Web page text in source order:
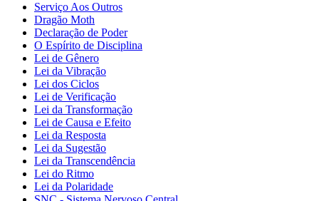
Serviço Aos Outros
Dragão Moth
Declaração de Poder
O Espírito de Disciplina
Lei de Gênero
Lei da Vibração
Lei dos Ciclos
Lei de Verificação
Lei da Transformação
Lei de Causa e Efeito
Lei da Resposta
Lei da Sugestão
Lei da Transcendência
Lei do Ritmo
Lei da Polaridade